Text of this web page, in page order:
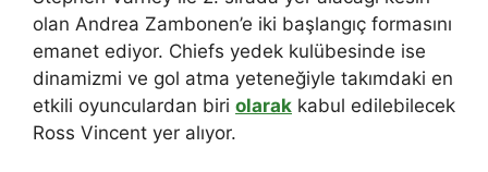
olan Andrea Zambonen’e iki başlangıç ​​formasını
emanet ediyor. Chiefs yedek kulübesinde ise
dinamizmi ve gol atma yeteneğiyle takımdaki en
etkili oyunculardan biri olarak kabul edilebilecek
Ross Vincent yer alıyor.